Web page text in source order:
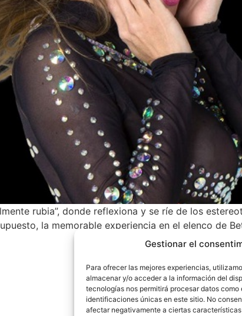
Gestionar el
Para ofrecer las mejores experiencias,
almacenar y/o acceder a la información del
tecnologías nos permitirá procesar datos
identificaciones únicas en este sitio. No
afectar negativamente a ciertas
rubia”, donde reflexiona y se ríe de los
la memorable experiencia en el elenco de